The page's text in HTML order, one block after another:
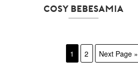
COSY BEBESAMIA
1 2 Next Page »